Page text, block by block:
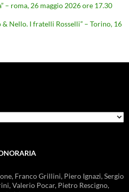
– roma, 26 maggio 2026 ore 17.30
Nello. I fratelli Rosselli” – Torino, 16
Franco Grillini, Piero Ignazi, Sergio
Valerio Pocar, Pietro Rescigno,